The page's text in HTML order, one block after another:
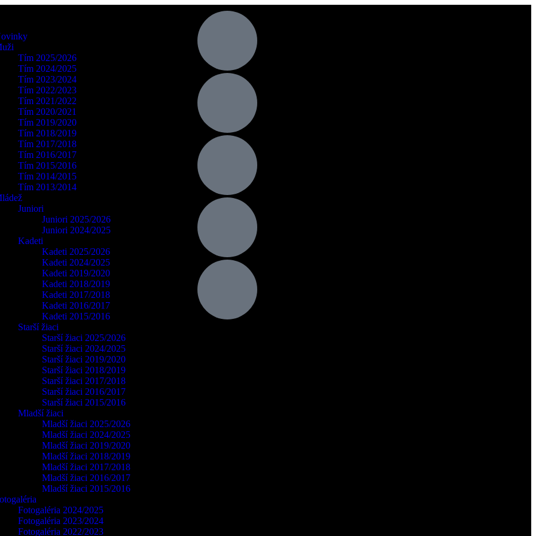
Tím 2025/2026
Tím 2024/2025
Tím 2023/2024
Tím 2022/2023
Tím 2021/2022
Tím 2020/2021
Tím 2019/2020
Tím 2018/2019
Tím 2017/2018
Tím 2016/2017
Tím 2015/2016
Tím 2014/2015
Tím 2013/2014
Juniori
Juniori 2025/2026
Juniori 2024/2025
Kadeti
Kadeti 2025/2026
Kadeti 2024/2025
Kadeti 2019/2020
Kadeti 2018/2019
Kadeti 2017/2018
Kadeti 2016/2017
Kadeti 2015/2016
Starší žiaci
Starší žiaci 2025/2026
Starší žiaci 2024/2025
Starší žiaci 2019/2020
Starší žiaci 2018/2019
Starší žiaci 2017/2018
Starší žiaci 2016/2017
Starší žiaci 2015/2016
Mladší žiaci
Mladší žiaci 2025/2026
Mladší žiaci 2024/2025
Mladší žiaci 2019/2020
Mladší žiaci 2018/2019
Mladší žiaci 2017/2018
Mladší žiaci 2016/2017
Mladší žiaci 2015/2016
Fotogaléria 2024/2025
Fotogaléria 2023/2024
Fotogaléria 2022/2023